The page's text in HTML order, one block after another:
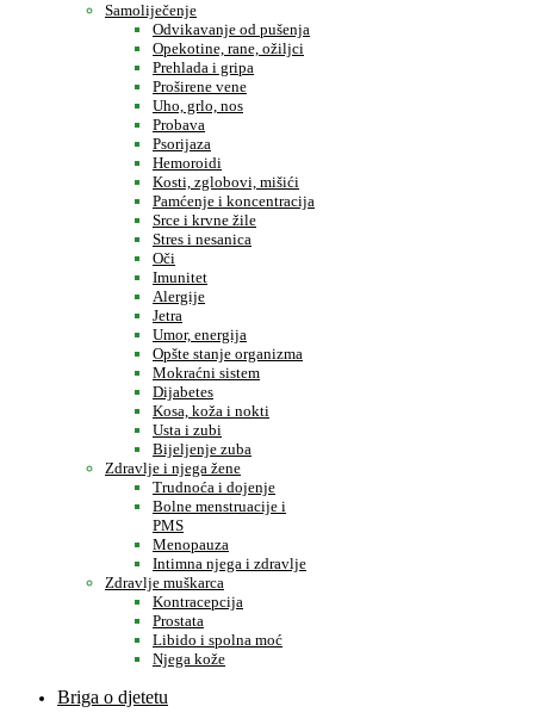
Samoliječenje
Odvikavanje od pušenja
Opekotine, rane, ožiljci
Prehlada i gripa
Proširene vene
Uho, grlo, nos
Probava
Psorijaza
Hemoroidi
Kosti, zglobovi, mišići
Pamćenje i koncentracija
Srce i krvne žile
Stres i nesanica
Oči
Imunitet
Alergije
Jetra
Umor, energija
Opšte stanje organizma
Mokraćni sistem
Dijabetes
Kosa, koža i nokti
Usta i zubi
Bijeljenje zuba
Zdravlje i njega žene
Trudnoća i dojenje
Bolne menstruacije i
PMS
Menopauza
Intimna njega i zdravlje
Zdravlje muškarca
Kontracepcija
Prostata
Libido i spolna moć
Njega kože
Briga o djetetu